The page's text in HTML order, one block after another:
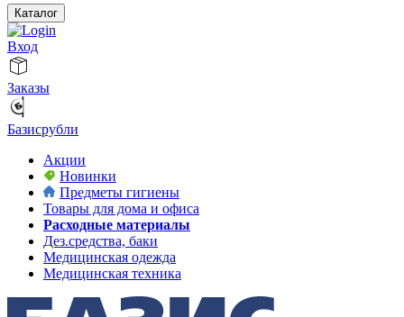
Каталог
Вход
Заказы
Базисрубли
Акции
Новинки
Предметы гигиены
Товары для дома и офиса
Расходные материалы
Дез.средства, баки
Медицинская одежда
Медицинская техника